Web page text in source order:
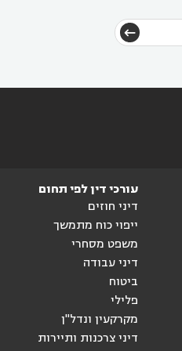
עורכי דין לפי תחום
דיני חוזים
ייפוי כוח מתמשך
משפט מסחרי
דיני עבודה
ביטוח
פלילי
מקרקעין ונדל"ן
דיני צרכנות ותיירות